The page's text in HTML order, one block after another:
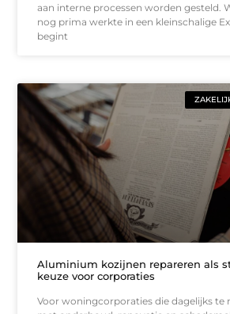
aan interne processen worden gesteld.
nog prima werkte in een kleinschalige
begint
Aluminium kozijnen repareren als
keuze voor corporaties
Voor woningcorporaties die dagelijks te